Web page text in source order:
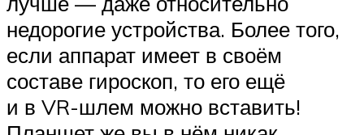
недорогие устройства. Более того,
если аппарат имеет в своём
составе гироскоп, то его ещё
и в VR-шлем можно вставить!